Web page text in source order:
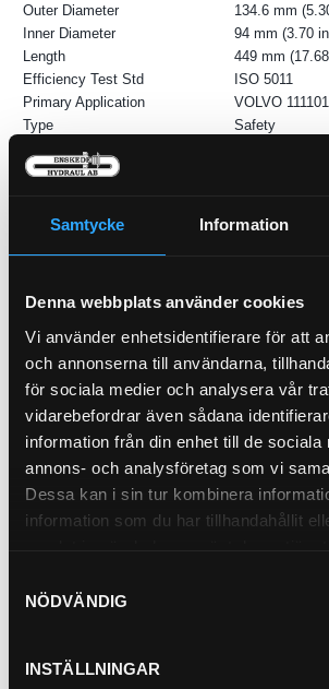
Samtycke Information
Denna webbplats använder cookies
Vi använder enhetsidentifierare för att
och annonserna till användarna,
för sociala medier och analysera vår
vidarebefordrar även sådana
information från din enhet till de sociala
annons- och analysföretag som vi
Dessa kan i sin tur kombinera
information som du har tillhandahållit
NÖDVÄNDIG
INSTÄLLNINGAR
Outer Diameter
134.6 mm
Inner Diameter
94 mm (3.70
Length
449 mm
Efficiency Test Std
ISO 5011
Primary Application
VOLVO
Type
Safety
Brand
Luftfilter Primär (Y)
Pris exkl. 824.00
Köp
Oljefilter
Pris exkl.